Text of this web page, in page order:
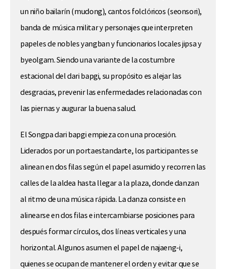
un niño bailarín (mudong), cantos folclóricos (seonsori),
banda de música militar y personajes que interpreten
papeles de nobles yangban y funcionarios locales jipsa y
byeolgam. Siendo una variante de la costumbre
estacional del dari bapgi, su propósito es alejar las
desgracias, prevenir las enfermedades relacionadas con
las piernas y augurar la buena salud.
El Songpa dari bapgi empieza con una procesión.
Liderados por un portaestandarte, los participantes se
alinean en dos filas según el papel asumido y recorren las
calles de la aldea hasta llegar a la plaza, donde danzan
al ritmo de una música rápida. La danza consiste en
alinearse en dos filas e intercambiarse posiciones para
después formar círculos, dos líneas verticales y una
horizontal. Algunos asumen el papel de najaeng-i,
quienes se ocupan de mantener el orden y evitar que se